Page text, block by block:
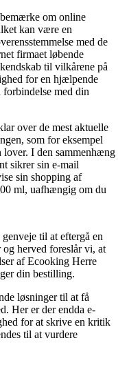
om online
kan være en
med de
firmaet løbende
til vilkårene på
for en hjælpende
med din
over de mest aktuelle
som for eksempel
lover. I den sammenhæng
sikrer sin e-mail
sin shopping af
ml, uafhængig om du
til at eftergå en
herved foreslår vi, at
af Ecooking Herre
din bestilling.
løsninger til at få
Her er der endda e-
for at skrive en kritik
til at vurdere